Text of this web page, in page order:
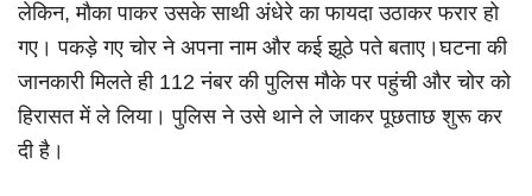
लेकिन, मौका पाकर उसके साथी अंधेरे का फायदा उठाकर फरार हो
गए। पकड़े गए चोर ने अपना नाम और कई झूठे पते बताए।घटना की
जानकारी मिलते ही 112 नंबर की पुलिस मौके पर पहुंची और चोर को
हिरासत में ले लिया। पुलिस ने उसे थाने ले जाकर पूछताछ शुरू कर
दी है।